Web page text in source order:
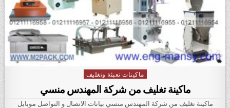
Posted in
ماكينات تعبئة وتغليف
ماكينة تغليف من شركة المهندس منسي
ماكينة تغليف من شركة المهندس منسي بيانات الاتصال و التواصل موبايل